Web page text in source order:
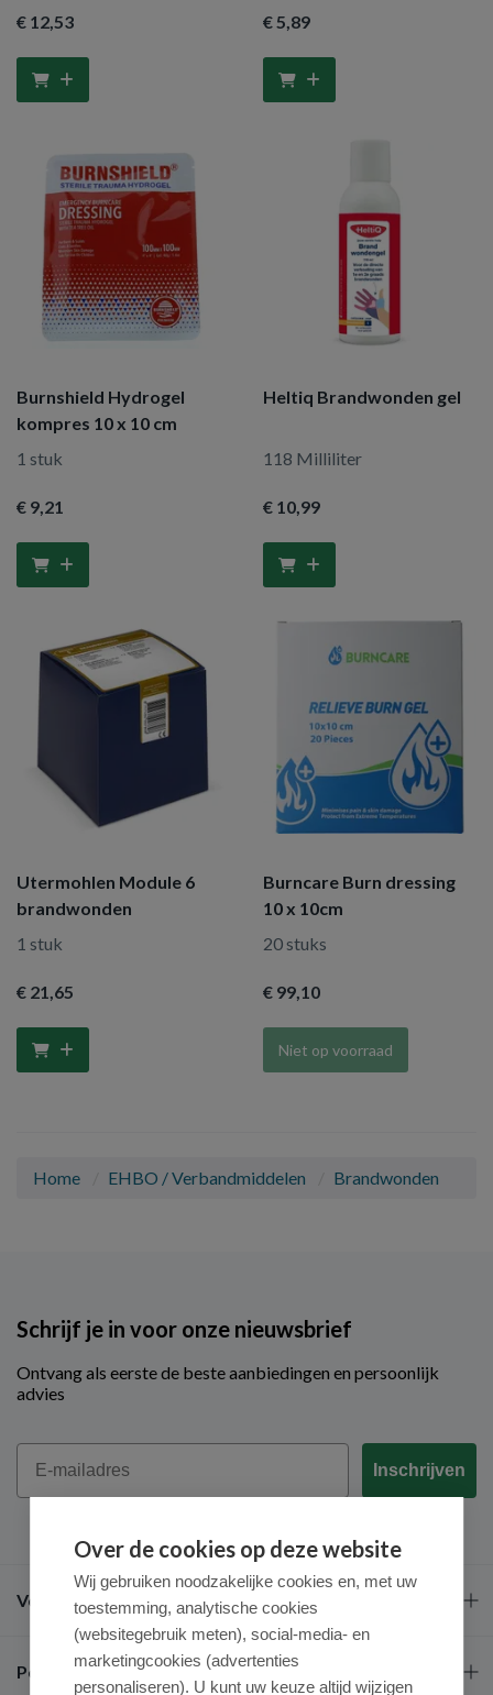
€ 12,53 € 5,89
Burnshield Hydrogel
kompres 10 x 10 cm
1 stuk
€ 9,21
Heltiq Brandwonden gel
118 Milliliter
€ 10,99
Utermohlen Module 6
brandwonden
1 stuk
€ 21,65
Burncare Burn dressing
10 x 10cm
20 stuks
€ 99,10
Niet op voorraad
Home EHBO / Verbandmiddelen Brandwonden
Schrijf je in voor onze nieuwsbrief
Ontvang als eerste de beste aanbiedingen en persoonlijk
advies
Email
Inschrijven
Veel gestelde vragen
Populaire merken
Over de cookies op deze website
Wij gebruiken noodzakelijke cookies en, met uw
toestemming, analytische cookies
(websitegebruik meten), social-media- en
marketingcookies (advertenties
personaliseren). U kunt uw keuze altijd wijzigen